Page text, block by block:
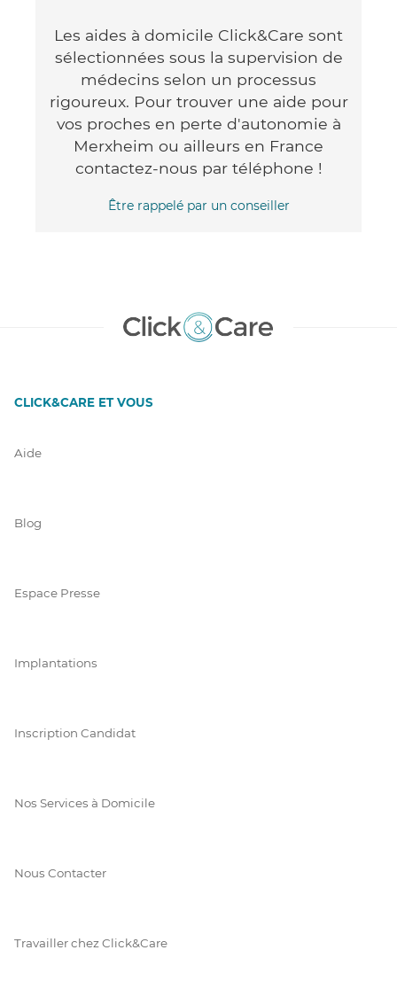
Les aides à domicile Click&Care sont
sélectionnées sous la supervision de
médecins selon un processus
rigoureux. Pour trouver une aide pour
vos proches en perte d'autonomie à
Merxheim ou ailleurs en France
contactez-nous par téléphone !
Être rappelé par un conseiller
CLICK&CARE ET VOUS
Aide
Blog
Espace Presse
Implantations
Inscription Candidat
Nos Services à Domicile
Nous Contacter
Travailler chez Click&Care